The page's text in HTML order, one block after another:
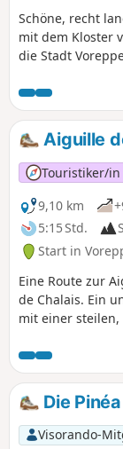
Schöne, recht
mit dem Kloster
die Stadt
üblichen
die Straße zum
Ausblicke von
und dem Rocher
atemberaubend!
Aiguille
Touristiker/in
9,10 km
5:15 Std.
Start in
Eine Route zur
de Chalais. Ein
mit einer
Die
Visorando-